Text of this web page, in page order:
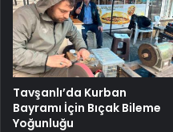
Tavşanlı’da Kurban
Bayramı İçin Bıçak Bileme
Yoğunluğu